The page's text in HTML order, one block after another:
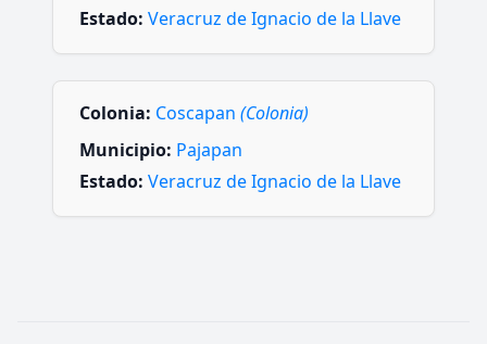
Estado: Veracruz de Ignacio de la Llave
Colonia: Coscapan (Colonia)
Municipio: Pajapan
Estado: Veracruz de Ignacio de la Llave